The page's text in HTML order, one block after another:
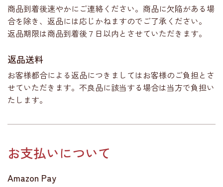
商品到着後速やかにご連絡ください。商品に欠陥がある場
合を除き、返品には応じかねますのでご了承ください。
返品期限は商品到着後７日以内とさせていただきます。
返品送料
お客様都合による返品につきましてはお客様のご負担とさ
せていただきます。不良品に該当する場合は当方で負担い
たします。
お支払いについて
Amazon Pay